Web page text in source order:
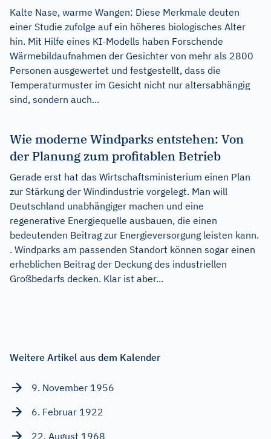
Kalte Nase, warme Wangen: Diese Merkmale deuten
einer Studie zufolge auf ein höheres biologisches Alter
hin. Mit Hilfe eines KI-Modells haben Forschende
Wärmebildaufnahmen der Gesichter von mehr als 2800
Personen ausgewertet und festgestellt, dass die
Temperaturmuster im Gesicht nicht nur altersabhängig
sind, sondern auch...
Wie moderne Windparks entstehen: Von
der Planung zum profitablen Betrieb
Gerade erst hat das Wirtschaftsministerium einen Plan
zur Stärkung der Windindustrie vorgelegt. Man will
Deutschland unabhängiger machen und eine
regenerative Energiequelle ausbauen, die einen
bedeutenden Beitrag zur Energieversorgung leisten kann.
. Windparks am passenden Standort können sogar einen
erheblichen Beitrag der Deckung des industriellen
Großbedarfs decken. Klar ist aber...
Weitere Artikel aus dem Kalender
9. November 1956
6. Februar 1922
22. August 1968